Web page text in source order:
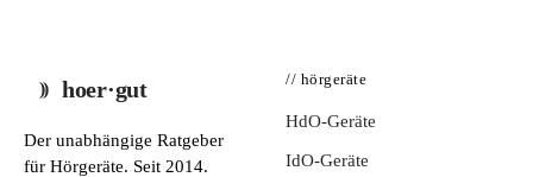
hoer·gut
Der unabhängige Ratgeber
für Hörgeräte. Seit 2014.
// hörgeräte
HdO-Geräte
IdO-Geräte